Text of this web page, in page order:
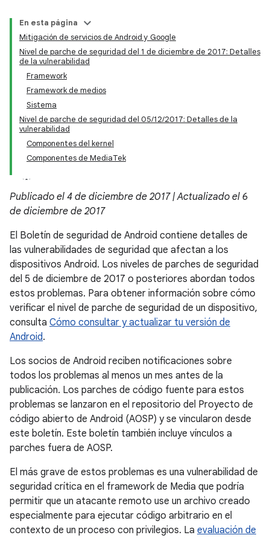
En esta página
Mitigación de servicios de Android y Google
Nivel de parche de seguridad del 1 de diciembre de 2017: Detalles
de la vulnerabilidad
Framework
Framework de medios
Sistema
Nivel de parche de seguridad del 05/12/2017: Detalles de la
vulnerabilidad
Componentes del kernel
Componentes de MediaTek
Publicado el 4 de diciembre de 2017 | Actualizado el 6
de diciembre de 2017
El Boletín de seguridad de Android contiene detalles de
las vulnerabilidades de seguridad que afectan a los
dispositivos Android. Los niveles de parches de seguridad
del 5 de diciembre de 2017 o posteriores abordan todos
estos problemas. Para obtener información sobre cómo
verificar el nivel de parche de seguridad de un dispositivo,
consulta Cómo consultar y actualizar tu versión de
Android.
Los socios de Android reciben notificaciones sobre
todos los problemas al menos un mes antes de la
publicación. Los parches de código fuente para estos
problemas se lanzaron en el repositorio del Proyecto de
código abierto de Android (AOSP) y se vincularon desde
este boletín. Este boletín también incluye vínculos a
parches fuera de AOSP.
El más grave de estos problemas es una vulnerabilidad de
seguridad crítica en el framework de Media que podría
permitir que un atacante remoto use un archivo creado
especialmente para ejecutar código arbitrario en el
contexto de un proceso con privilegios. La evaluación de